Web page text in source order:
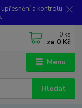
a kontrolu
Menu
Hledat
0 ks
za 0 Kč